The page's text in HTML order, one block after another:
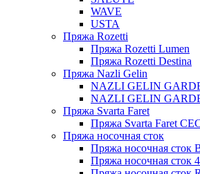
WAVE
USTA
Пряжа Rozetti
Пряжа Rozetti Lumen
Пряжа Rozetti Destina
Пряжа Nazli Gelin
NAZLI GELIN
NAZLI GELIN
Пряжа Svarta Faret
Пряжа Svarta Faret
Пряжа носочная сток
Пряжа носочная сток
Пряжа носочная сток